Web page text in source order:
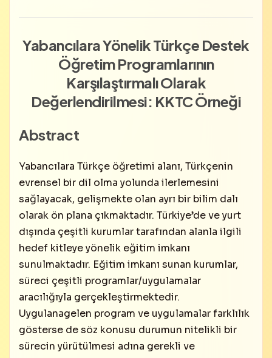
Yabancılara Yönelik Türkçe Destek
Öğretim Programlarının
Karşılaştırmalı Olarak
Değerlendirilmesi: KKTC Örneği
Abstract
Yabancılara Türkçe öğretimi alanı, Türkçenin
evrensel bir dil olma yolunda ilerlemesini
sağlayacak, gelişmekte olan ayrı bir bilim dalı
olarak ön plana çıkmaktadır. Türkiye’de ve yurt
dışında çeşitli kurumlar tarafından alanla ilgili
hedef kitleye yönelik eğitim imkanı
sunulmaktadır. Eğitim imkanı sunan kurumlar,
süreci çeşitli programlar/uygulamalar
aracılığıyla gerçekleştirmektedir.
Uygulanagelen program ve uygulamalar farklılık
gösterse de söz konusu durumun nitelikli bir
sürecin yürütülmesi adına gerekli ve